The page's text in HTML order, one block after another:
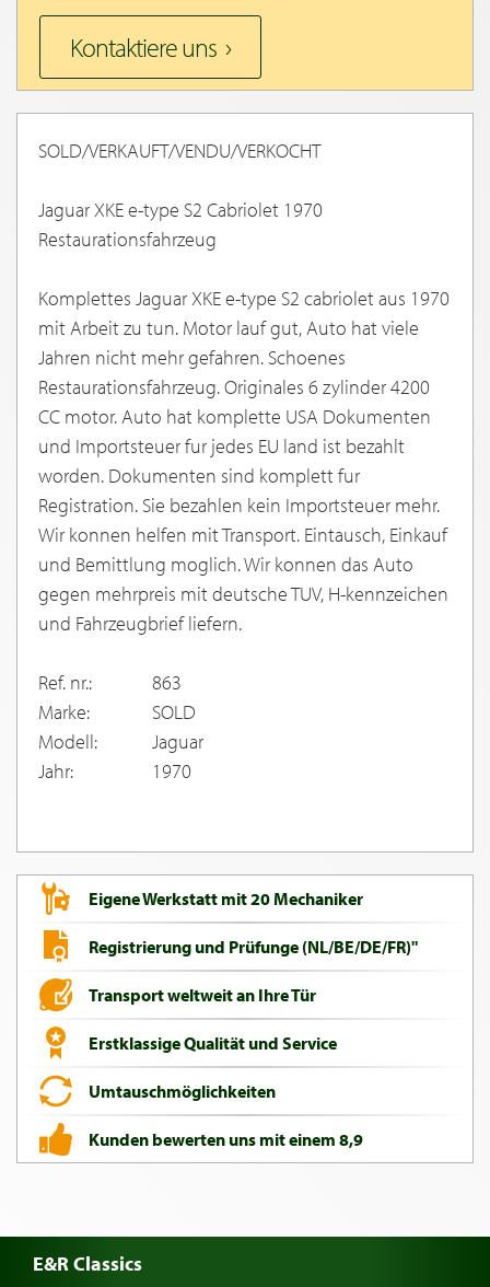
Kontaktiere uns
SOLD/VERKAUFT/VENDU/VERKOCHT
Jaguar XKE e-type S2 Cabriolet 1970
Restaurationsfahrzeug
Komplettes Jaguar XKE e-type S2 cabriolet aus 1970
mit Arbeit zu tun. Motor lauf gut, Auto hat viele
Jahren nicht mehr gefahren. Schoenes
Restaurationsfahrzeug. Originales 6 zylinder 4200
CC motor. Auto hat komplette USA Dokumenten
und Importsteuer fur jedes EU land ist bezahlt
worden. Dokumenten sind komplett fur
Registration. Sie bezahlen kein Importsteuer mehr.
Wir konnen helfen mit Transport. Eintausch, Einkauf
und Bemittlung moglich. Wir konnen das Auto
gegen mehrpreis mit deutsche TUV, H-kennzeichen
und Fahrzeugbrief liefern.
Ref. nr.:
863
Marke:
SOLD
Modell:
Jaguar
Jahr:
1970
Eigene Werkstatt mit 20 Mechaniker
Registrierung und Prüfunge (NL/BE/DE/FR)"
Transport weltweit an Ihre Tür
Erstklassige Qualität und Service
Umtauschmöglichkeiten
Kunden bewerten uns mit einem 8,9
E&R Classics